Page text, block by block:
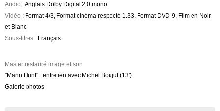
Audio : Anglais Dolby Digital 2.0 mono
Vidéo : Format 4/3, Format cinéma respecté 1.33, Format DVD-9, Film en Noir
et Blanc
Sous-titres : Français
Master restauré image et son
"Mann Hunt" : entretien avec Michel Boujut (13')
Galerie photos